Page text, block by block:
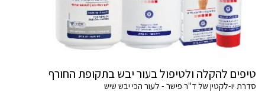
טיפים להקלה ולטיפול בעור יבש בתקופת החורף
סדרת יו-לקטין של ד"ר פישר - לעור הכי יבש שיש